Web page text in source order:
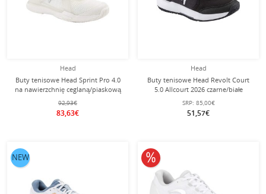
Head
Buty tenisowe Head Sprint Pro 4.0
na nawierzchnię ceglaną/piaskową
2026 kremowo-białe damskie
92,93€
83,63€
Head
Buty tenisowe Head Revolt Court
5.0 Allcourt 2026 czarne/białe
damskie
SRP: 85,00€
51,57€
NEW 10% obniżone